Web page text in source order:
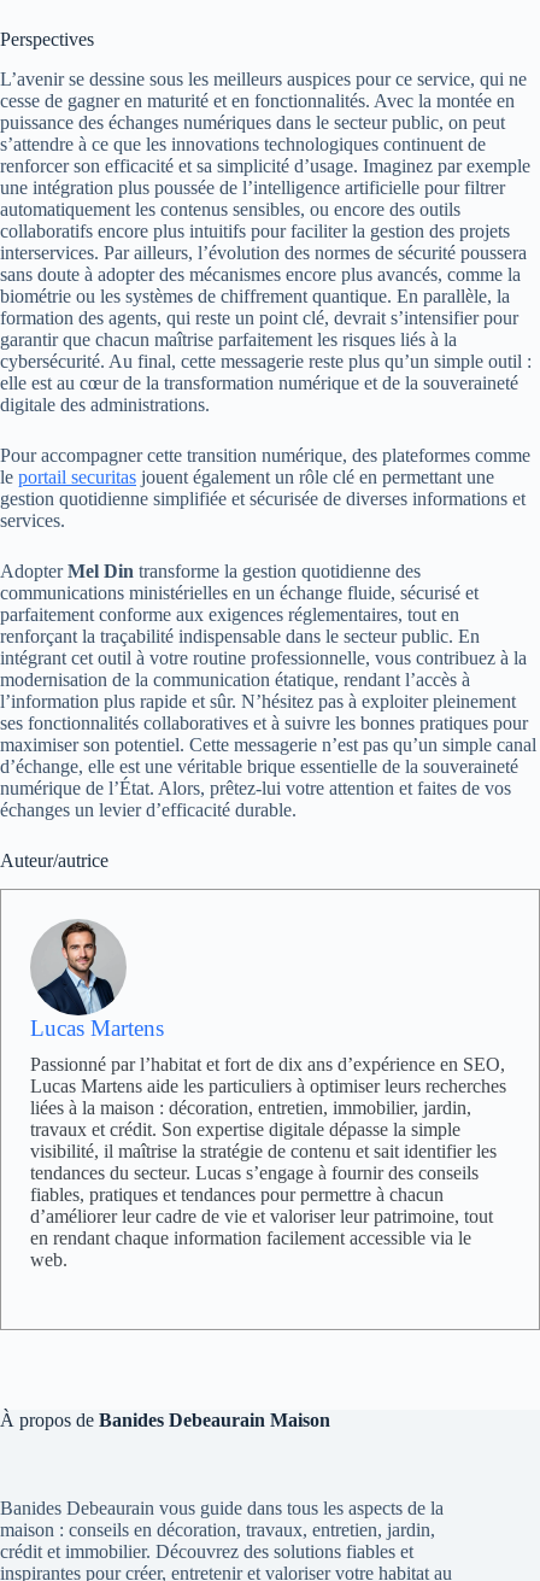
Perspectives
L’avenir se dessine sous les meilleurs auspices pour ce service, qui ne
cesse de gagner en maturité et en fonctionnalités. Avec la montée en
puissance des échanges numériques dans le secteur public, on peut
s’attendre à ce que les innovations technologiques continuent de
renforcer son efficacité et sa simplicité d’usage. Imaginez par exemple
une intégration plus poussée de l’intelligence artificielle pour filtrer
automatiquement les contenus sensibles, ou encore des outils
collaboratifs encore plus intuitifs pour faciliter la gestion des projets
interservices. Par ailleurs, l’évolution des normes de sécurité poussera
sans doute à adopter des mécanismes encore plus avancés, comme la
biométrie ou les systèmes de chiffrement quantique. En parallèle, la
formation des agents, qui reste un point clé, devrait s’intensifier pour
garantir que chacun maîtrise parfaitement les risques liés à la
cybersécurité. Au final, cette messagerie reste plus qu’un simple outil :
elle est au cœur de la transformation numérique et de la souveraineté
digitale des administrations.
Pour accompagner cette transition numérique, des plateformes comme
le portail securitas jouent également un rôle clé en permettant une
gestion quotidienne simplifiée et sécurisée de diverses informations et
services.
AdopterMel Din transforme la gestion quotidienne des
communications ministérielles en un échange fluide, sécurisé et
parfaitement conforme aux exigences réglementaires, tout en
renforçant la traçabilité indispensable dans le secteur public. En
intégrant cet outil à votre routine professionnelle, vous contribuez à la
modernisation de la communication étatique, rendant l’accès à
l’information plus rapide et sûr. N’hésitez pas à exploiter pleinement
ses fonctionnalités collaboratives et à suivre les bonnes pratiques pour
maximiser son potentiel. Cette messagerie n’est pas qu’un simple canal
d’échange, elle est une véritable brique essentielle de la souveraineté
numérique de l’État. Alors, prêtez-lui votre attention et faites de vos
échanges un levier d’efficacité durable.
Auteur/autrice
Lucas Martens
Passionné par l’habitat et fort de dix ans d’expérience en SEO,
Lucas Martens aide les particuliers à optimiser leurs recherches
liées à la maison : décoration, entretien, immobilier, jardin,
travaux et crédit. Son expertise digitale dépasse la simple
visibilité, il maîtrise la stratégie de contenu et sait identifier les
tendances du secteur. Lucas s’engage à fournir des conseils
fiables, pratiques et tendances pour permettre à chacun
d’améliorer leur cadre de vie et valoriser leur patrimoine, tout
en rendant chaque information facilement accessible via le
web.
À propos de Banides Debeaurain Maison
Banides Debeaurain vous guide dans tous les aspects de la
maison : conseils en décoration, travaux, entretien, jardin,
crédit et immobilier. Découvrez des solutions fiables et
inspirantes pour créer, entretenir et valoriser votre habitat au